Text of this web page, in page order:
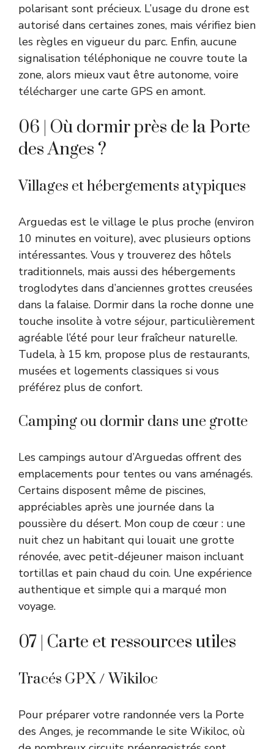
polarisant sont précieux. L’usage du drone est
autorisé dans certaines zones, mais vérifiez bien
les règles en vigueur du parc. Enfin, aucune
signalisation téléphonique ne couvre toute la
zone, alors mieux vaut être autonome, voire
télécharger une carte GPS en amont.
06 | Où dormir près de la Porte
des Anges ?
Villages et hébergements atypiques
Arguedas est le village le plus proche (environ
10 minutes en voiture), avec plusieurs options
intéressantes. Vous y trouverez des hôtels
traditionnels, mais aussi des hébergements
troglodytes dans d’anciennes grottes creusées
dans la falaise. Dormir dans la roche donne une
touche insolite à votre séjour, particulièrement
agréable l’été pour leur fraîcheur naturelle.
Tudela, à 15 km, propose plus de restaurants,
musées et logements classiques si vous
préférez plus de confort.
Camping ou dormir dans une grotte
Les campings autour d’Arguedas offrent des
emplacements pour tentes ou vans aménagés.
Certains disposent même de piscines,
appréciables après une journée dans la
poussière du désert. Mon coup de cœur : une
nuit chez un habitant qui louait une grotte
rénovée, avec petit-déjeuner maison incluant
tortillas et pain chaud du coin. Une expérience
authentique et simple qui a marqué mon
voyage.
07 | Carte et ressources utiles
Tracés GPX / Wikiloc
Pour préparer votre randonnée vers la Porte
des Anges, je recommande le site Wikiloc, où